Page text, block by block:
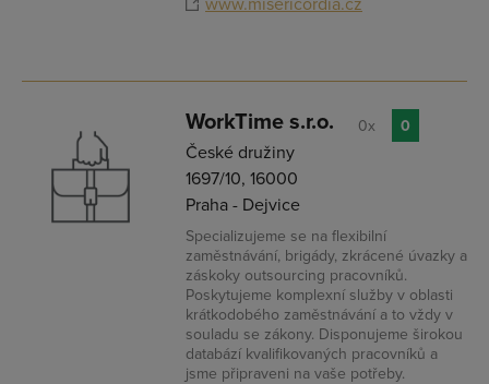
www.misericordia.cz
WorkTime s.r.o.
České družiny
1697/10, 16000
Praha - Dejvice
Specializujeme se na flexibilní
zaměstnávání, brigády, zkrácené úvazky a
záskoky outsourcing pracovníků.
Poskytujeme komplexní služby v oblasti
krátkodobého zaměstnávání a to vždy v
souladu se zákony. Disponujeme širokou
databází kvalifikovaných pracovníků a
jsme připraveni na vaše potřeby.
0x 0